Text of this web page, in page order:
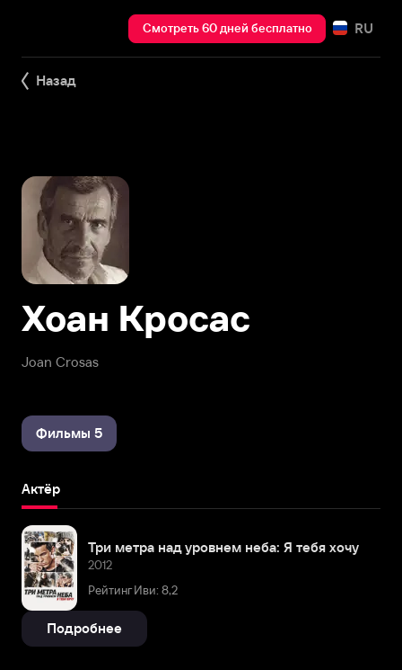
Смотреть 60 дней бесплатно RU
Назад
Joan Crosas
Хоан Кросас
Фильмы 5
Актёр
Три метра над уровнем неба: Я тебя хочу
2012
Рейтинг Иви: 8,2
Подробнее